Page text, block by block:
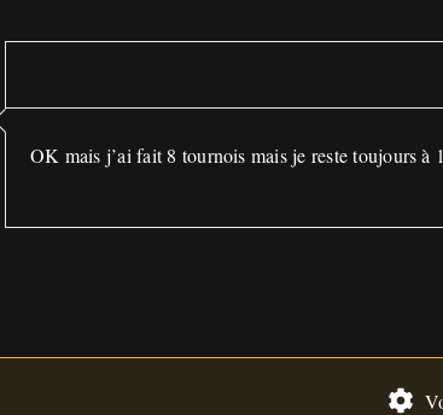
OK mais j’ai fait 8 tournois mais je reste toujours